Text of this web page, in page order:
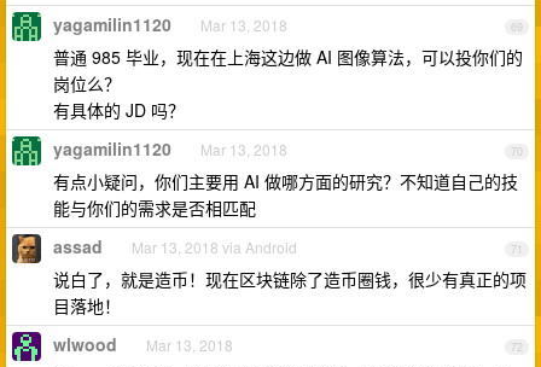
69
yagamilin1120 Mar 13, 2018
普通 985 毕业，现在在上海这边做 AI 图像算法，可以投你们的
岗位么？
有具体的 JD 吗？
70
yagamilin1120 Mar 13, 2018
有点小疑问，你们主要用 AI 做哪方面的研究？不知道自己的技
能与你们的需求是否相匹配
71
assad Mar 13, 2018 via Android
说白了，就是造币！现在区块链除了造币圈钱，很少有真正的项
目落地！
72
wlwood Mar 13, 2018